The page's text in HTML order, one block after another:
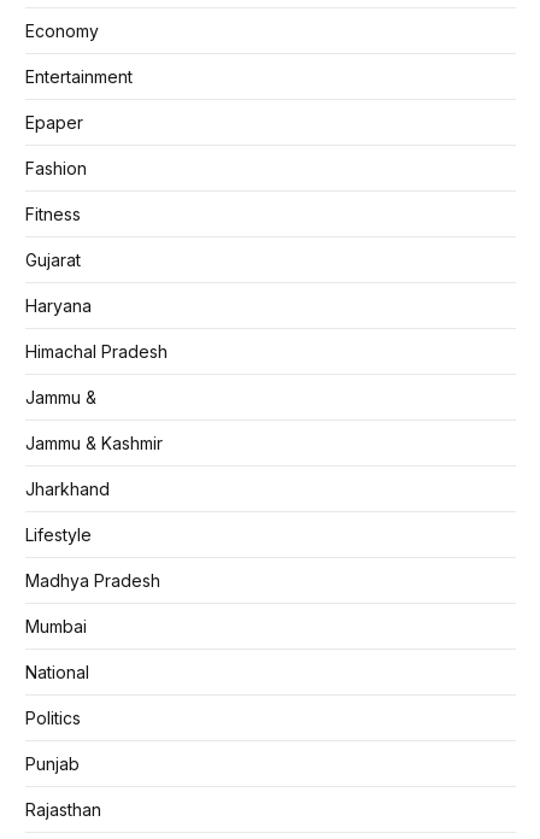
Economy
Entertainment
Epaper
Fashion
Fitness
Gujarat
Haryana
Himachal Pradesh
Jammu &
Jammu & Kashmir
Jharkhand
Lifestyle
Madhya Pradesh
Mumbai
National
Politics
Punjab
Rajasthan